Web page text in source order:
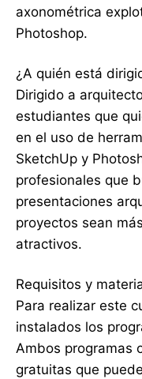
axonométrica
Photoshop.
¿A quién está
Dirigido a
estudiantes que
en el uso de
SketchUp y
profesionales que
presentaciones
proyectos sean
atractivos.
Requisitos y
Para realizar este
instalados los
Ambos programas
gratuitas que